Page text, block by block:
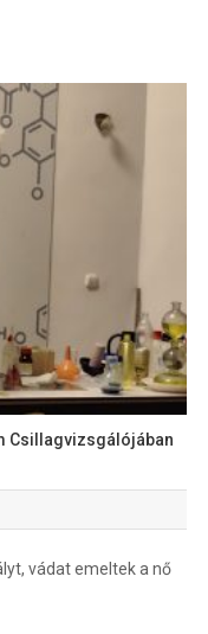
Csillagvizsgálójában
vádat emeltek a nő